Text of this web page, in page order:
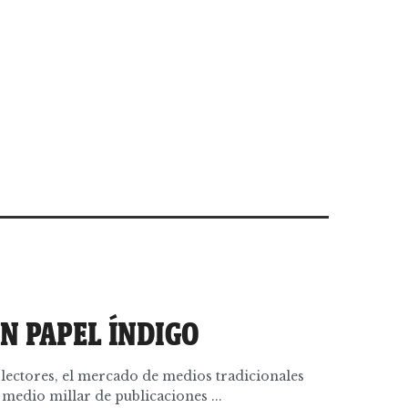
PAPEL ÍNDIGO
el mercado de medios tradicionales
medio millar de publicaciones ...